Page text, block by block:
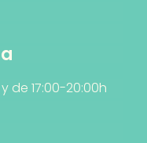
de 17:00-20:00h